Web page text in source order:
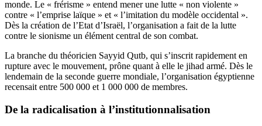
monde. Le « frérisme » entend mener une lutte « non violente »
contre « l’emprise laïque » et « l’imitation du modèle occidental ».
Dès la création de l’Etat d’Israël, l’organisation a fait de la lutte
contre le sionisme un élément central de son combat.
La branche du théoricien Sayyid Qutb, qui s’inscrit rapidement en
rupture avec le mouvement, prône quant à elle le jihad armé. Dès le
lendemain de la seconde guerre mondiale, l’organisation égyptienne
recensait entre 500 000 et 1 000 000 de membres.
De la radicalisation à l’institutionnalisation